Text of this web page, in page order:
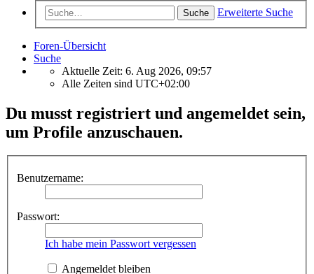
Suche Erweiterte Suche
Foren-Übersicht
Suche
Aktuelle Zeit: 6. Aug 2026, 09:57
Alle Zeiten sind UTC+02:00
Du musst registriert und angemeldet sein,
um Profile anzuschauen.
Benutzername:
Passwort:
Ich habe mein Passwort vergessen
Angemeldet bleiben